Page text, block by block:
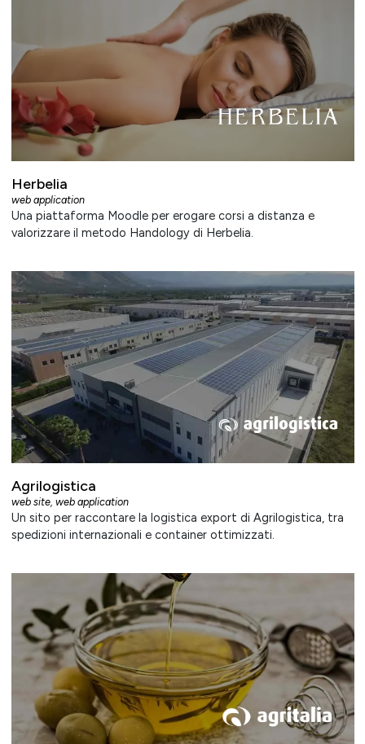
Herbelia
web application
Una piattaforma Moodle per erogare corsi a distanza e
valorizzare il metodo Handology di Herbelia.
Agrilogistica
web site, web application
Un sito per raccontare la logistica export di Agrilogistica, tra
spedizioni internazionali e container ottimizzati.